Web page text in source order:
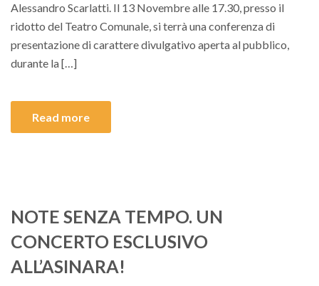
Alessandro Scarlatti. Il 13 Novembre alle 17.30, presso il
ridotto del Teatro Comunale, si terrà una conferenza di
presentazione di carattere divulgativo aperta al pubblico,
durante la […]
Read more
NOTE SENZA TEMPO. UN
CONCERTO ESCLUSIVO
ALL’ASINARA!